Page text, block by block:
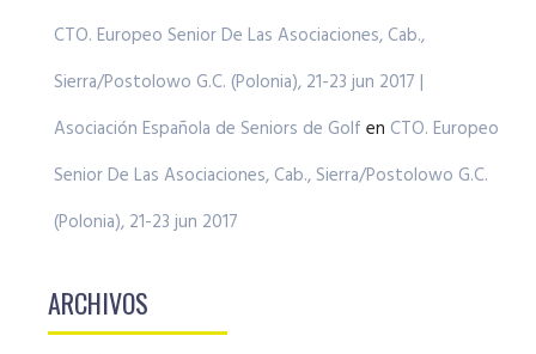
CTO. Europeo Senior De Las Asociaciones, Cab.,
Sierra/Postolowo G.C. (Polonia), 21-23 jun 2017 |
Asociación Española de Seniors de Golf en CTO. Europeo
Senior De Las Asociaciones, Cab., Sierra/Postolowo G.C.
(Polonia), 21-23 jun 2017
ARCHIVOS